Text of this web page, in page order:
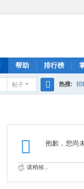
帮助 排行榜
帖子 热搜: 招
抱歉，您尚
请稍候...